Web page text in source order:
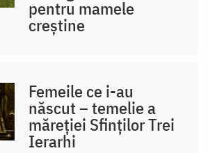
pentru mamele
creștine
Femeile ce i-au
născut – temelie a
măreției Sfinților Trei
Ierarhi